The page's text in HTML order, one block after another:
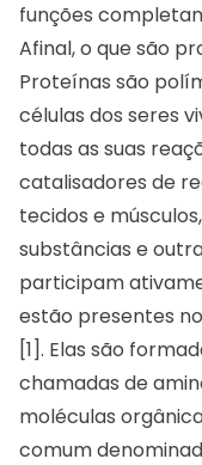
funções
Afinal, o que são
Proteínas são
células dos seres
todas as suas
catalisadores de
tecidos e
substâncias e
participam
estão presentes
[1]. Elas são
chamadas de
moléculas
comum